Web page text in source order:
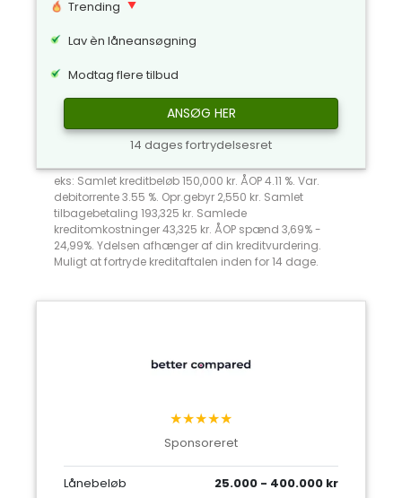
Trending
Lav èn låneansøgning
Modtag flere tilbud
ANSØG HER
14 dages fortrydelsesret
eks: Samlet kreditbeløb 150,000 kr. ÅOP 4.11 %. Var.
debitorrente 3.55 %. Opr.gebyr 2,550 kr. Samlet
tilbagebetaling 193,325 kr. Samlede
kreditomkostninger 43,325 kr. ÅOP spænd 3,69% -
24,99%. Ydelsen afhænger af din kreditvurdering.
Muligt at fortryde kreditaftalen inden for 14 dage.
★★★★★
Sponsoreret
Lånebeløb 25.000 - 400.000 kr